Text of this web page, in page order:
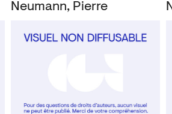
Neumann, Pierre